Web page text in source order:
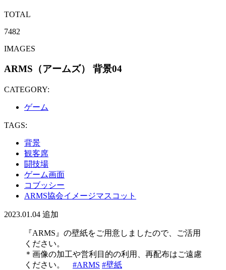
TOTAL
7482
IMAGES
ARMS（アームズ） 背景04
CATEGORY:
ゲーム
TAGS:
背景
観客席
闘技場
ゲーム画面
コブッシー
ARMS協会イメージマスコット
2023.01.04 追加
『ARMS』の壁紙をご用意しましたので、ご活用
ください。
＊画像の加工や営利目的の利用、再配布はご遠慮
ください。 #ARMS #壁紙